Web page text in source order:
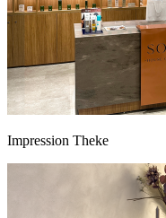
Impression Theke